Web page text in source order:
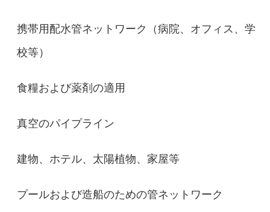
携帯用配水管ネットワーク（病院、オフィス、学
校等）
食糧および薬剤の適用
真空のパイプライン
建物、ホテル、太陽植物、家屋等
プールおよび造船のための管ネットワーク